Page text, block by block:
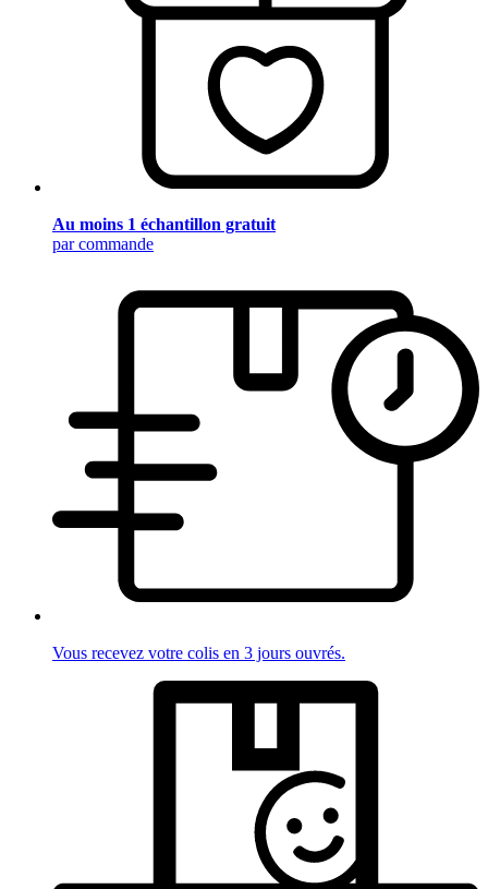
Au moins 1 échantillon gratuit
par commande
Vous recevez votre colis en 3 jours ouvrés.